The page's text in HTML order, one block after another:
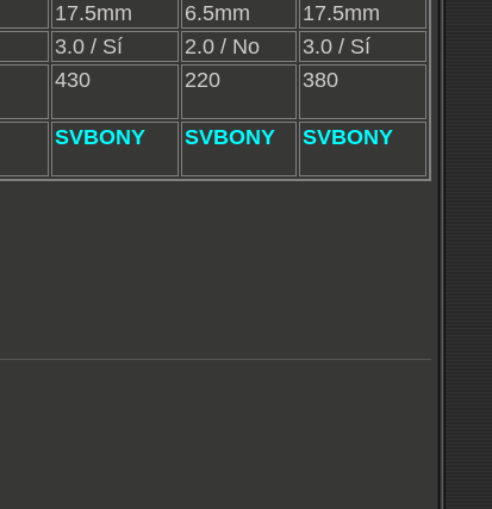
17.5mm 6.5mm
17.5mm
3.0 / Sí 2.0 / No
3.0 / Sí
430 220 380
SVBONY SVBONY SVBONY